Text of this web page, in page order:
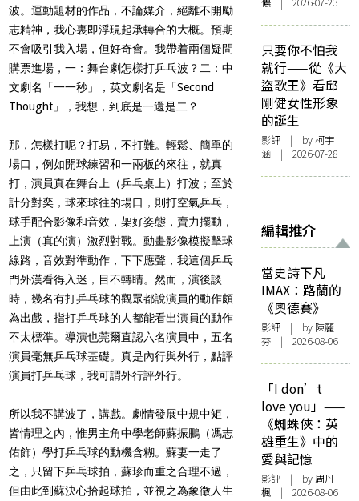
波。運動題材的作品，不論媒介，絕離不開勵
志精神，我心裏即浮現起承轉合的大概。預期
不會吸引我入場，但好奇會。我帶着兩個疑問
購票進場，一：舞台劇怎樣打乒乓波？二：中
文劇名「一一秒」，英文劇名是「Second
Thought」，我想，到底是一還是二？
那，怎樣打呢？打易，不打難。輕鬆、簡單的
場口，例如開球練習和一兩板的來往，就真
打，演員真在舞台上（乒乓桌上）打波；至於
計分對奕，球來球往的場口，則打空氣乒乓，
球手配合影像和音效，架好姿態，賣力擺動，
上演（真的演）激烈對戰。動畫影像模擬擊球
線路，音效對準動作，下下應聲，我這個乒乓
門外漢看得入迷，目不轉睛。然而，演後談
時，幾名有打乒乓球的觀眾都說演員的動作頗
為出戲，指打乒乓球的人都能看出演員的動作
不太標準。導演也莞爾直認六名演員中，五名
演員毫無乒乓球基礎。真是內行與外行，點評
演員打乒乓球，我可謂外行評外行。
所以我不講波了，講戲。劇情發展中規中矩，
皆情理之內，惟男主角中學老師蘇振鵬（馮志
佑飾）學打乒乓球的動機含糊。蘇妻一走了
之，只留下乒乓球拍，蘇珍而重之合理不過，
但由此到蘇決心拾起球拍，並視之為象徵人生
只要你不怕我
就行——從《大
盜歌王》看邱
剛健女性形象
的誕生
影評 | by 柯宇
涵 | 2026-07-28
編輯推介
當史詩下凡
IMAX：路蘭的
《奧德賽》
影評 | by 陳麗
芬 | 2026-08-06
「I don’t
love you」——
《蜘蛛俠：英
雄重生》中的
愛與記憶
影評 | by周丹
楓 | 2026-08-06